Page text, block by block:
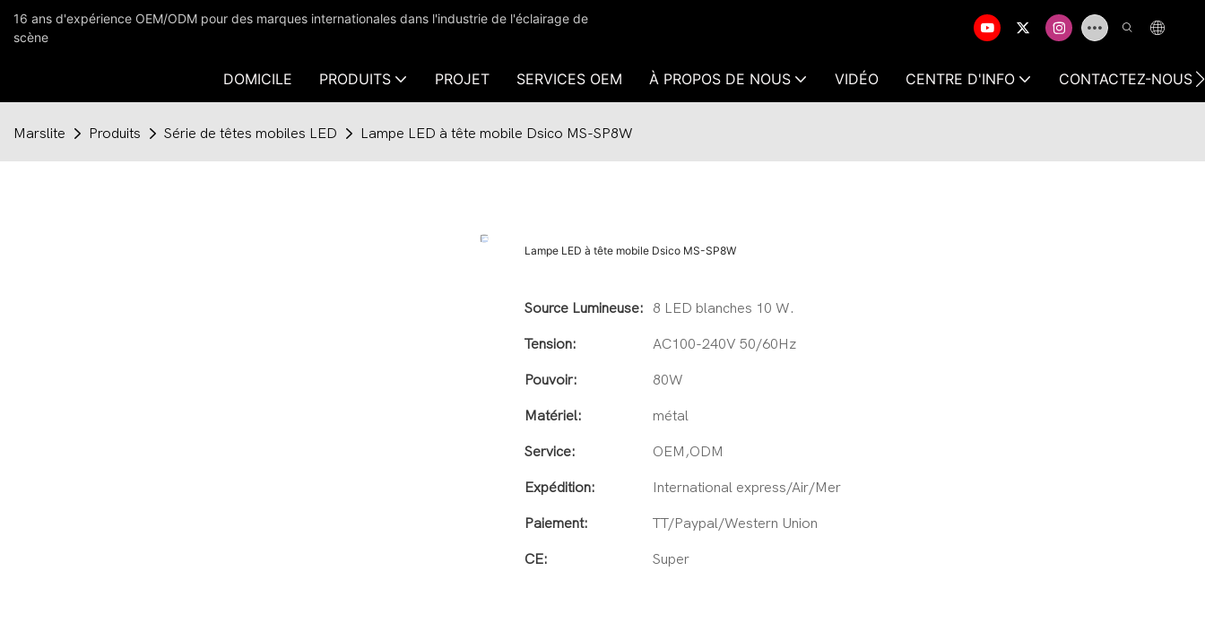
16 ans d'expérience OEM/ODM pour des marques internationales dans l'industrie de l'éclairage de
scène
DOMICILE PRODUITS PROJET SERVICES OEM À PROPOS DE NOUS VIDÉO CENTRE D'INFO CONTACTEZ-NOUS
Marslite Produits Série de têtes mobiles LED Lampe LED à tête mobile Dsico MS-SP8W
Lampe LED à tête mobile Dsico MS-SP8W
Source Lumineuse: 8 LED blanches 10 W.
Tension: AC100-240V 50/60Hz
Pouvoir: 80W
Matériel: métal
Service: OEM,ODM
Expédition: International express/Air/Mer
Paiement: TT/Paypal/Western Union
CE: Super